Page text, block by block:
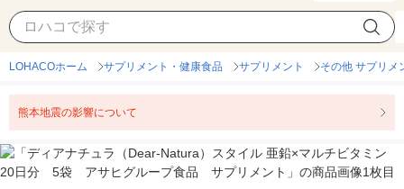
LOHACOホーム サプリメント・健康食品 サプリメント その他 サプリメ
熊本地震の影響について